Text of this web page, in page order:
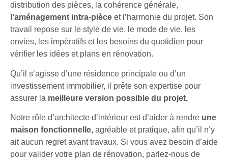
distribution des pièces, la cohérence générale,
l’aménagement intra-pièce et l’harmonie du projet. Son
travail repose sur le style de vie, le mode de vie, les
envies, les impératifs et les besoins du quotidien pour
vérifier les idées et plans en rénovation.
Qu’il s’agisse d’une résidence principale ou d’un
investissement immobilier, il prête son expertise pour
assurer la meilleure version possible du projet.
Notre rôle d’architecte d’intérieur est d’aider à rendre une
maison fonctionnelle, agréable et pratique, afin qu’il n’y
ait aucun regret avant travaux. Si vous avez besoin d’aide
pour valider votre plan de rénovation, parlez-nous de